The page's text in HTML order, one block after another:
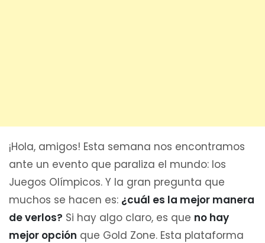
¡Hola, amigos! Esta semana nos encontramos
ante un evento que paraliza el mundo: los
Juegos Olímpicos. Y la gran pregunta que
muchos se hacen es: ¿cuál es la mejor manera
de verlos? Si hay algo claro, es que no hay
mejor opción que Gold Zone. Esta plataforma